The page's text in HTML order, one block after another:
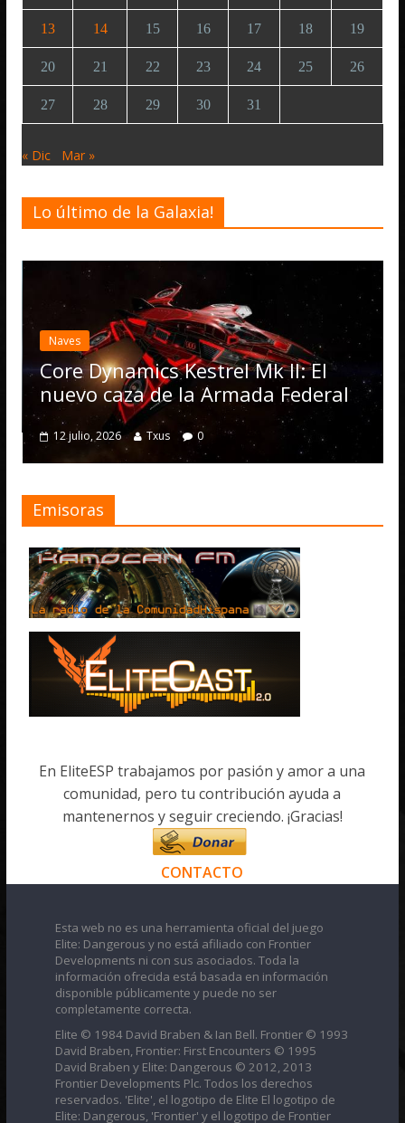
13 14 15 16 17 18 19
20 21 22 23 24 25 26
27 28 29 30 31
« Dic Mar »
Lo último de la Galaxia!
Naves
Core Dynamics Kestrel Mk II: El
nuevo caza de la Armada Federal
12 julio, 2026 Txus 0
Emisoras
En EliteESP trabajamos por pasión y amor a una
comunidad, pero tu contribución ayuda a
mantenernos y seguir creciendo. ¡Gracias!
CONTACTO
Esta web no es una herramienta oficial del juego
Elite: Dangerous y no está afiliado con Frontier
Developments ni con sus asociados. Toda la
información ofrecida está basada en información
disponible públicamente y puede no ser
completamente correcta.
Elite © 1984 David Braben & Ian Bell. Frontier © 1993
David Braben, Frontier: First Encounters © 1995
David Braben y Elite: Dangerous © 2012, 2013
Frontier Developments Plc. Todos los derechos
reservados. 'Elite', el logotipo de Elite El logotipo de
Elite: Dangerous, 'Frontier' y el logotipo de Frontier